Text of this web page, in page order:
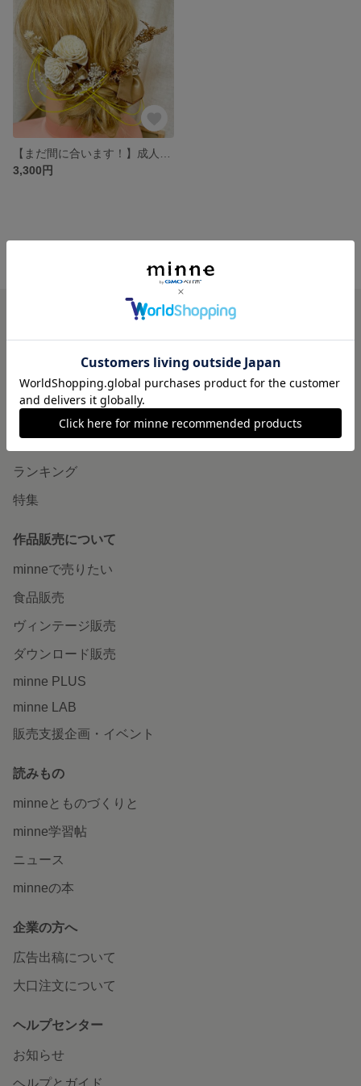
3,300円
unique🫧 の作品一覧
minneについて
minneで買いたい
作品をさがす
ランキング
特集
作品販売について
minneで売りたい
食品販売
ヴィンテージ販売
ダウンロード販売
minne PLUS
minne LAB
販売支援企画・イベント
読みもの
minneとものづくりと
minne学習帖
ニュース
minneの本
企業の方へ
広告出稿について
大口注文について
ヘルプセンター
お知らせ
ヘルプとガイド